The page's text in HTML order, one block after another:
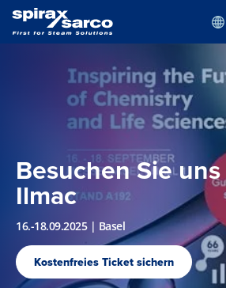
Besuchen Sie
Ilmac
16.-18.09.2025 | Basel
Kostenfreies Ticket sichern